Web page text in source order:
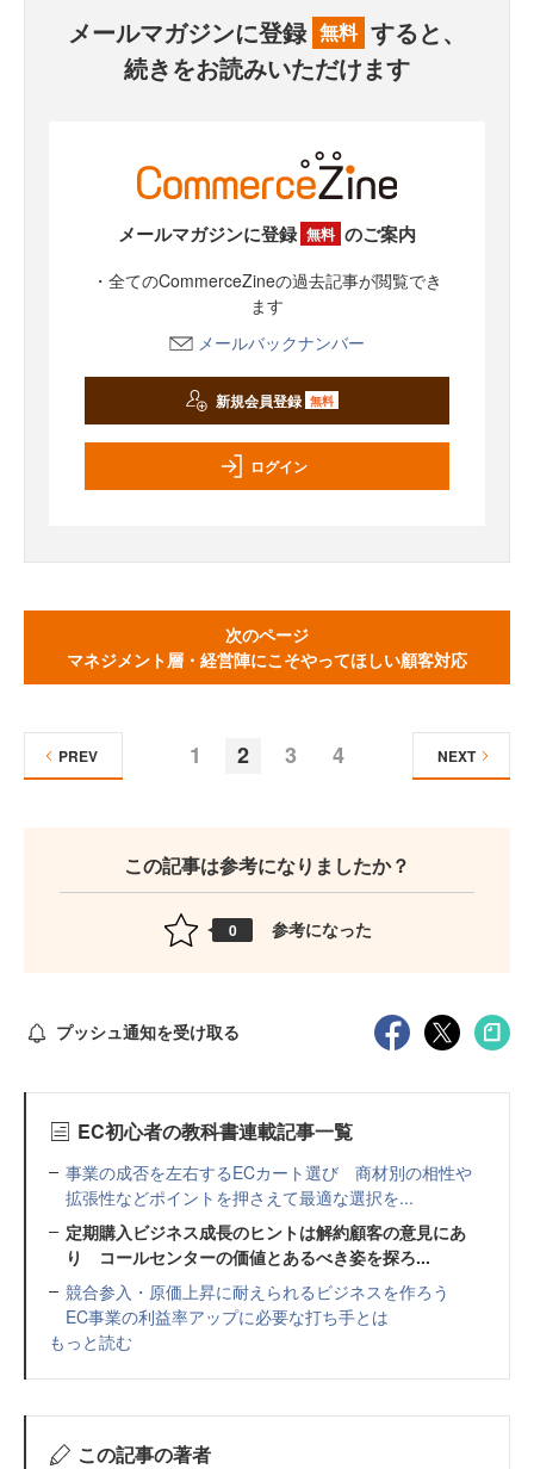
メールマガジンに登録 無料 すると、
続きをお読みいただけます
メールマガジンに登録 無料 のご案内
・全てのCommerceZineの過去記事が閲覧でき
ます
メールバックナンバー
新規会員登録 無料
ログイン
次のページ
マネジメント層・経営陣にこそやってほしい顧客対応
1 2 3 4
PREV NEXT
この記事は参考になりましたか？
0 参考になった
プッシュ通知を受け取る
EC初心者の教科書連載記事一覧
事業の成否を左右するECカート選び 商材別の相性や
拡張性などポイントを押さえて最適な選択を...
定期購入ビジネス成長のヒントは解約顧客の意見にあ
り コールセンターの価値とあるべき姿を探ろ...
競合参入・原価上昇に耐えられるビジネスを作ろう
EC事業の利益率アップに必要な打ち手とは
もっと読む
この記事の著者